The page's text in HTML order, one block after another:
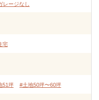
レージなし
宅
51坪 #土地50坪〜60坪